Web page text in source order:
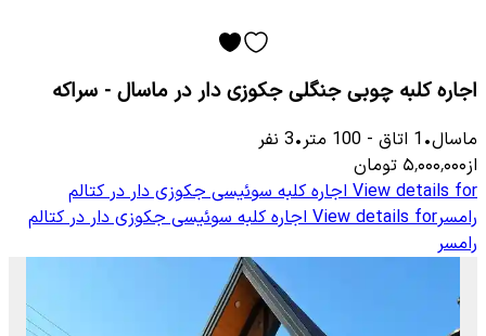
اجاره کلبه چوبی جنگلی جکوزی دار در ماسال - سراکه
ماسال•
1 اتاق -
100 متر•
3 نفر
از۵٬۰۰۰٬۰۰۰ تومان
View details for اجاره کلبه سوئیسی جکوزی دار در کتالم
رامسرView details for اجاره کلبه سوئیسی جکوزی دار در کتالم
رامسر